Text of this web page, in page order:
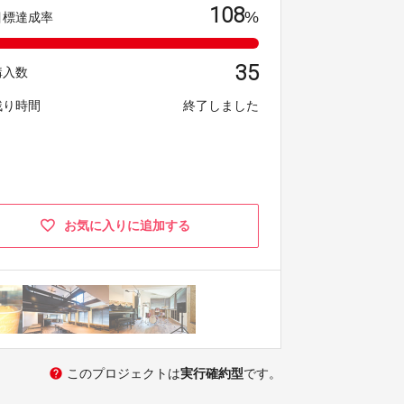
標達成率 108%
入数 35
時間 終了しました
お気に入りに追加する
help このプロジェクトは実行確約型です。